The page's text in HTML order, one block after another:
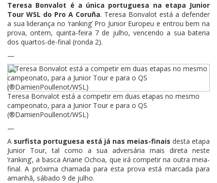
Teresa Bonvalot é a única portuguesa na etapa Junior
Tour WSL do Pro A Coruña. Teresa Bonvalot está a defender
a sua liderança no ‘ranking’ Pro Junior Europeu e entrou bem na
prova, ontem, quinta-feira 7 de julho, vencendo a sua bateria
dos quartos-de-final (ronda 2).
—
Teresa Bonvalot está a competir em duas etapas no mesmo
campeonato, para a Junior Tour e para o QS
(®DamienPoullenot/WSL)
—
A surfista portuguesa está já nas meias-finais desta etapa
Junior Tour, tal como a sua adversária mais direta neste
‘ranking’, a basca Ariane Ochoa, que irá competir na outra meia-
final. A próxima chamada para esta prova está marcada para
amanhã, sábado 9 de julho.